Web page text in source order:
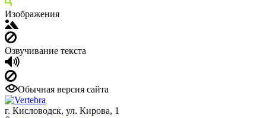
Изображения
Озвучивание текста
Обычная версия сайта
г. Кисловодск, ул. Кирова, 1